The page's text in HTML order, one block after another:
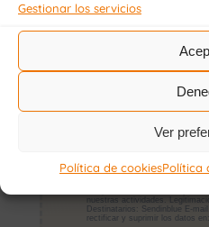
Gestionar los servicios
Ver
Política de cookiesPolítica